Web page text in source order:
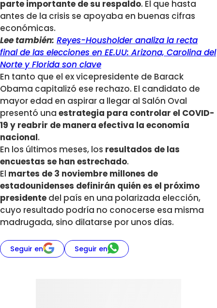
parte importante de su respaldo. El que hasta
antes de la crisis se apoyaba en buenas cifras
económicas.
Lee también: Reyes-Housholder analiza la recta
final de las elecciones en EE.UU: Arizona, Carolina del
Norte y Florida son clave
En tanto que el ex vicepresidente de Barack
Obama capitalizó ese rechazo. El candidato de
mayor edad en aspirar a llegar al Salón Oval
presentó una estrategia para controlar el COVID-
19 y reabrir de manera efectiva la economía
nacional.
En los últimos meses, los resultados de las
encuestas se han estrechado.
El martes de 3 noviembre millones de
estadounidenses definirán quién es el próximo
presidente del país en una polarizada elección,
cuyo resultado podría no conocerse esa misma
madrugada, sino dilatarse por unos días.
Seguir en Seguir en